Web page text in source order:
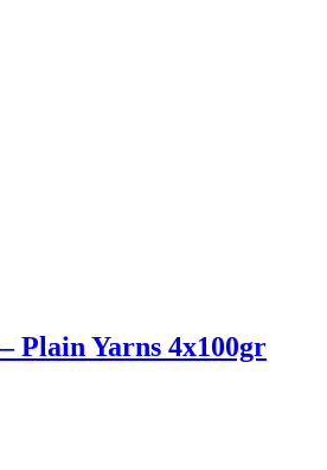
Plain Yarns 4x100gr